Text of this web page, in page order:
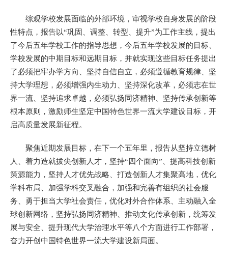
综观学校发展面临的外部环境，审视学校自身发展的阶段
性特点，报告以“巩固、调整、转型、提升”为工作主线，提出
了今后五年学校工作的指导思想，今后五年学校发展的目标、
学校发展的中期目标和远期目标，并就实现这些目标任务提出
了必须把牢办学方向、坚持自信自立，必须遵循教育规律、坚
持大学理想，必须增强内生动力、坚持深化改革，必须志在世
界一流、坚持追求卓越，必须弘扬同济精神、坚持传承创新等
根本原则，激励师生坚定中国特色世界一流大学建设目标，开
启高质量发展新征程。
聚焦近期发展目标，在下一个五年里，报告从坚持立德树
人、着力造就拔尖创新人才，坚持“四个面向”、提高科技创新
策源能力，坚持人才优先战略、打造创新人才集聚高地，优化
学科布局、加强学科交叉融合，加强和完善有组织的社会服
务、勇于担当大学社会责任，优化对外合作体系、主动融入全
球创新网络，坚持弘扬同济精神、推动文化传承创新，统筹发
展与安全、提升现代大学治理水平等八个方面进行工作部署，
奋力开创中国特色世界一流大学建设新局面。